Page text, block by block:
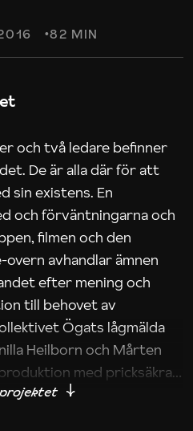
82 MIN
och två ledare befinner
De är alla där för att
sin existens. En
och förväntningarna och
filmen och den
avhandlar ämnen
efter mening och
till behovet av
Ögats lågmälda
Heilborn och Mårten
med pricksäkra
det kan vara att omsätta